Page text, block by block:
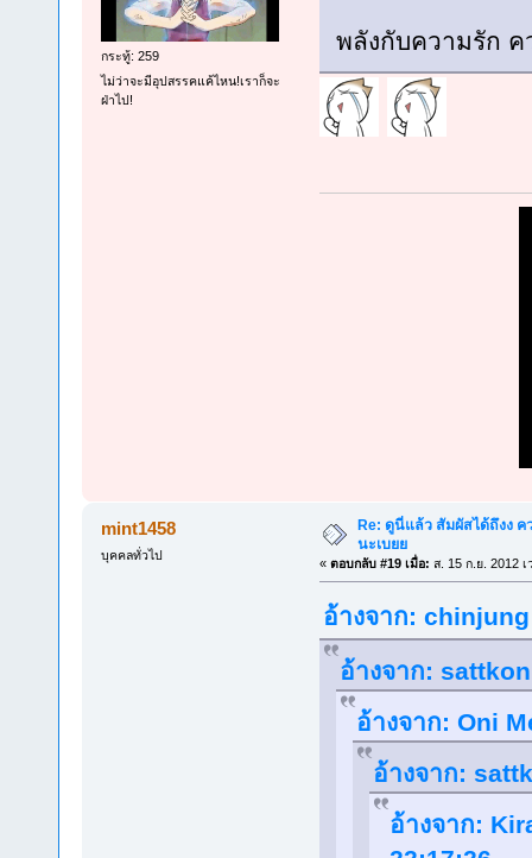
กระทู้: 259
ไม่ว่าจะมีอุปสรรคแค้ไหน!เราก็จะ
ฝ่าไป!
พลังกับความรัก
mint1458
บุคคลทั่วไป
Re: ดูนี่แล้ว สัมผัสได้ถึงง
นะเบยย
« ตอบกลับ #19 เมื่อ: ส. 15 ก.ย. 2012 เ
อ้างจาก:
อ้างจาก:
อ้างจาก: Oni
อ้างจาก:
อ้างจาก: